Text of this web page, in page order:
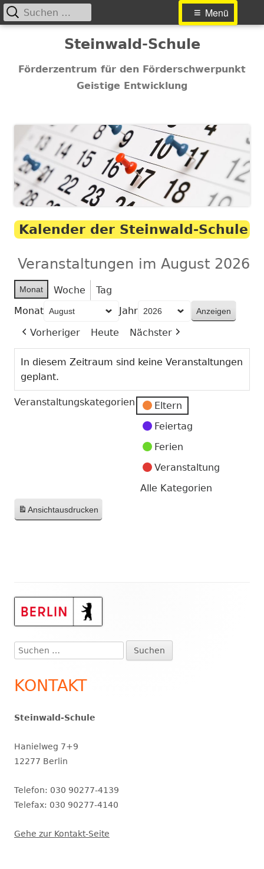
Inhalt
Steinwald-Schule
Förderzentrum für den Förderschwerpunkt
Geistige Entwicklung
Primäres
Menü
Suchen
nach:
Kalender der Steinwald-Schule
Veranstaltungen im August 2026
Monat Woche
Tag
Monat
Jahr
Vorheriger
Heute Nächster
In diesem Zeitraum sind keine Veranstaltungen
geplant.
Veranstaltungskategorien
Eltern
Feiertag
Ferien
Veranstaltung
Alle Kategorien
Ansichtausdrucken
Haupt-
Suchen
nach:
KONTAKT
Steinwald-Schule
Hanielweg 7+9
12277 Berlin
Telefon: 030 90277-4139
Telefax: 030 90277-4140
Gehe zur Kontakt-Seite